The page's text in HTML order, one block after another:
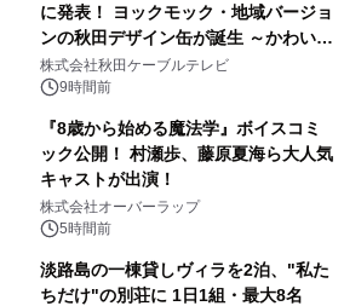
に発表！ ヨックモック・地域バージョ
ンの秋田デザイン缶が誕生 ～かわいい
秋田犬の子犬と秋田の四季と名所を巡
るパッケージ～ 9月1日(火)秋田県内で
株式会社秋田ケーブルテレビ
9時間前
『8歳から始める魔法学』ボイスコミ
ック公開！ 村瀬歩、藤原夏海ら大人気
キャストが出演！
株式会社オーバーラップ
5時間前
淡路島の一棟貸しヴィラを2泊、"私た
ちだけ"の別荘に 1日1組・最大8名